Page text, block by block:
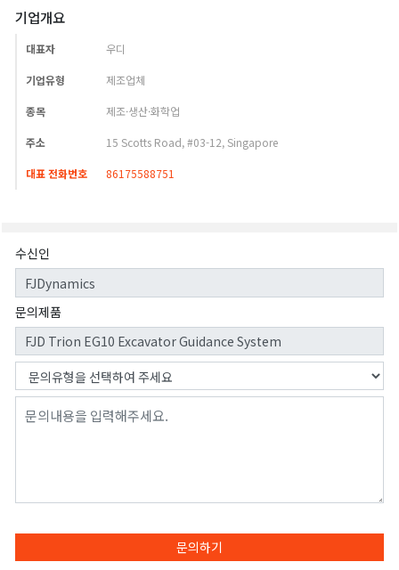
기업개요
대표자 우디
기업유형 제조업체
종목 제조·생산·화학업
주소 15 Scotts Road, #03-12, Singapore
대표 전화번호 86175588751
수신인
문의제품
문의하기